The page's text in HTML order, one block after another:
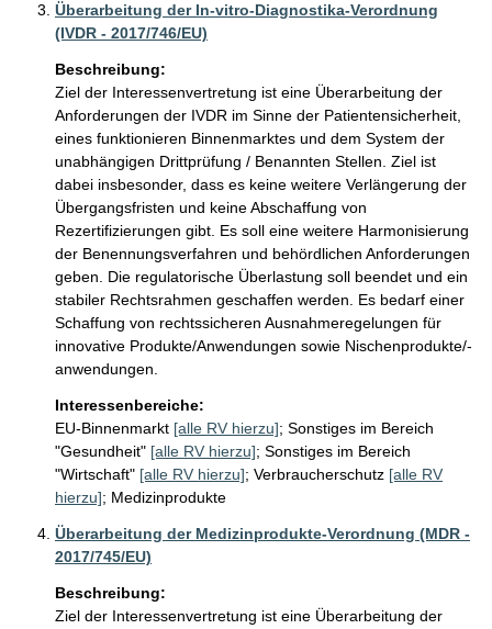
Überarbeitung der In-vitro-Diagnostika-Verordnung
(IVDR - 2017/746/EU)
Beschreibung:
Ziel der Interessenvertretung ist eine Überarbeitung der
Anforderungen der IVDR im Sinne der Patientensicherheit,
eines funktionieren Binnenmarktes und dem System der
unabhängigen Drittprüfung / Benannten Stellen. Ziel ist
dabei insbesonder, dass es keine weitere Verlängerung der
Übergangsfristen und keine Abschaffung von
Rezertifizierungen gibt. Es soll eine weitere Harmonisierung
der Benennungsverfahren und behördlichen Anforderungen
geben. Die regulatorische Überlastung soll beendet und ein
stabiler Rechtsrahmen geschaffen werden. Es bedarf einer
Schaffung von rechtssicheren Ausnahmeregelungen für
innovative Produkte/Anwendungen sowie Nischenprodukte/-
anwendungen.
Interessenbereiche:
EU-Binnenmarkt [alle RV hierzu]; Sonstiges im Bereich
"Gesundheit" [alle RV hierzu]; Sonstiges im Bereich
"Wirtschaft" [alle RV hierzu]; Verbraucherschutz [alle RV
hierzu]; Medizinprodukte
Überarbeitung der Medizinprodukte-Verordnung (MDR -
2017/745/EU)
Beschreibung:
Ziel der Interessenvertretung ist eine Überarbeitung der